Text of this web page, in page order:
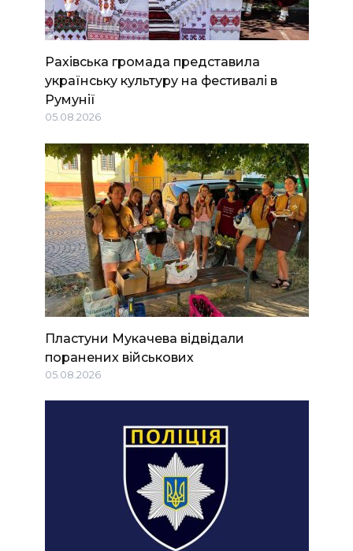
Рахівська громада представила
українську культуру на фестивалі в
Румунії
05.08.2026
Пластуни Мукачева відвідали
поранених військових
05.08.2026